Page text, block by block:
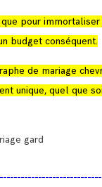
pour
budget conséquent.
de mariage
unique, quel que